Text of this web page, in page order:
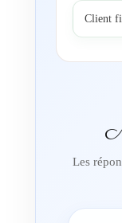
Client
Les